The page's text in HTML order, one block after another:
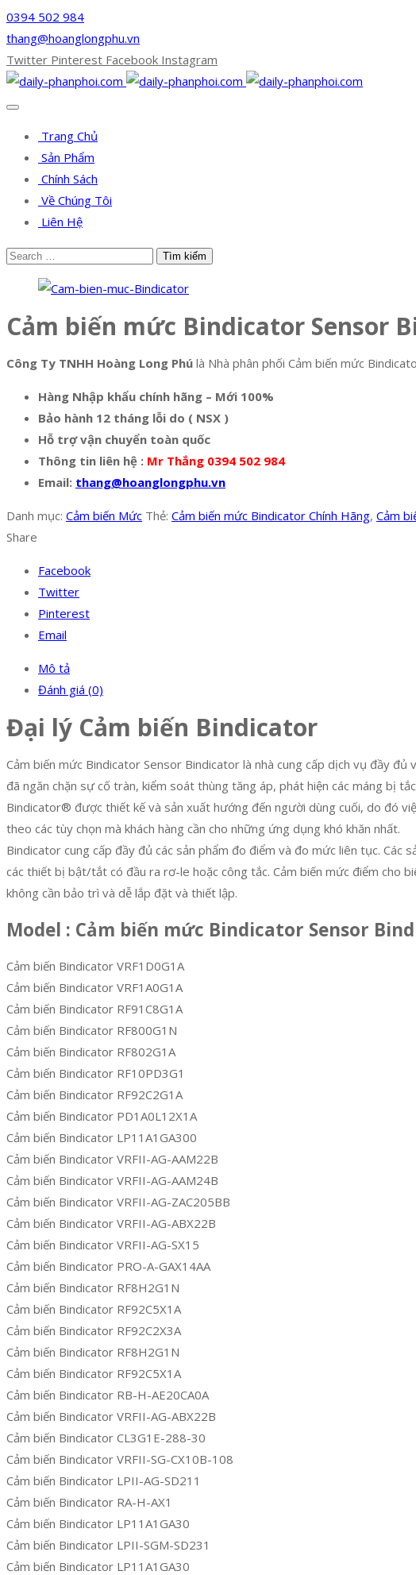
0394 502 984
thang@hoanglongphu.vn
Twitter Pinterest Facebook Instagram
Trang Chủ
Sản Phẩm
Chính Sách
Về Chúng Tôi
Liên Hệ
Cảm biến mức Bindicator Sensor
Công Ty TNHH Hoàng Long Phú là Nhà phân phối Cảm biến mức
Hàng Nhập khẩu chính hãng – Mới 100%
Bảo hành 12 tháng lỗi do ( NSX )
Hỗ trợ vận chuyển toàn quốc
Thông tin liên hệ : Mr Thắng 0394 502 984
Email: thang@hoanglongphu.vn
Danh mục: Cảm biến Mức Thẻ: Cảm biến mức Bindicator Chính Hãng, Cảm
Share
Facebook
Twitter
Pinterest
Email
Mô tả
Đánh giá (0)
Đại lý Cảm biến Bindicator
Cảm biến mức Bindicator Sensor Bindicator là nhà cung cấp dịch vụ đầy
đã ngăn chặn sự cố tràn, kiểm soát thùng tăng áp, phát hiện các máng bị
Bindicator® được thiết kế và sản xuất hướng đến người dùng cuối, do đó
theo các tùy chọn mà khách hàng cần cho những ứng dụng khó khăn nhất.
Bindicator cung cấp đầy đủ các sản phẩm đo điểm và đo mức liên tục.
các thiết bị bật/tắt có đầu ra rơ-le hoặc công tắc. Cảm biến mức điểm cho
không cần bảo trì và dễ lắp đặt và thiết lập.
Model : Cảm biến mức Bindicator Sensor
Cảm biến Bindicator VRF1D0G1A
Cảm biến Bindicator VRF1A0G1A
Cảm biến Bindicator RF91C8G1A
Cảm biến Bindicator RF800G1N
Cảm biến Bindicator RF802G1A
Cảm biến Bindicator RF10PD3G1
Cảm biến Bindicator RF92C2G1A
Cảm biến Bindicator PD1A0L12X1A
Cảm biến Bindicator LP11A1GA300
Cảm biến Bindicator VRFII-AG-AAM22B
Cảm biến Bindicator VRFII-AG-AAM24B
Cảm biến Bindicator VRFII-AG-ZAC205BB
Cảm biến Bindicator VRFII-AG-ABX22B
Cảm biến Bindicator VRFII-AG-SX15
Cảm biến Bindicator PRO-A-GAX14AA
Cảm biến Bindicator RF8H2G1N
Cảm biến Bindicator RF92C5X1A
Cảm biến Bindicator RF92C2X3A
Cảm biến Bindicator RF8H2G1N
Cảm biến Bindicator RF92C5X1A
Cảm biến Bindicator RB-H-AE20CA0A
Cảm biến Bindicator VRFII-AG-ABX22B
Cảm biến Bindicator CL3G1E-288-30
Cảm biến Bindicator VRFII-SG-CX10B-108
Cảm biến Bindicator LPII-AG-SD211
Cảm biến Bindicator RA-H-AX1
Cảm biến Bindicator LP11A1GA30
Cảm biến Bindicator LPII-SGM-SD231
Cảm biến Bindicator LP11A1GA30